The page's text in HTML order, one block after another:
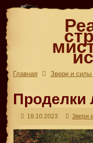
Главная Звери и
Проделки
18.10.2023 Звери